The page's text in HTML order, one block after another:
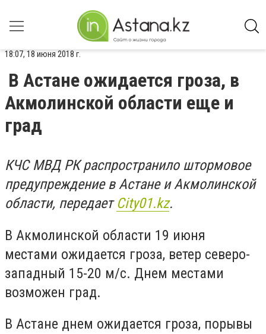
18:07, 18 июня 2018 г.
В Астане ожидается гроза, в
Акмолинской области еще и
град
КЧС МВД РК распространило штормовое
предупреждение в Астане и Акмолинской
области, передаетCity01.kz.
В Акмолинской области 19 июня
местами ожидается гроза, ветер северо-
западный 15-20 м/с. Днем местами
возможен град.
В Астане днем ожидается гроза, порывы